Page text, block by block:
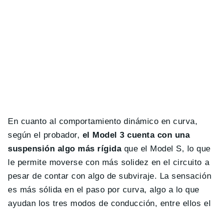
En cuanto al comportamiento dinámico en curva,
según el probador, el Model 3 cuenta con una
suspensión algo más rígidaque el Model S, lo que
le permite moverse con más solidez en el circuito a
pesar de contar con algo de subviraje. La sensación
es más sólida en el paso por curva, algo a lo que
ayudan los tres modos de conducción, entre ellos el